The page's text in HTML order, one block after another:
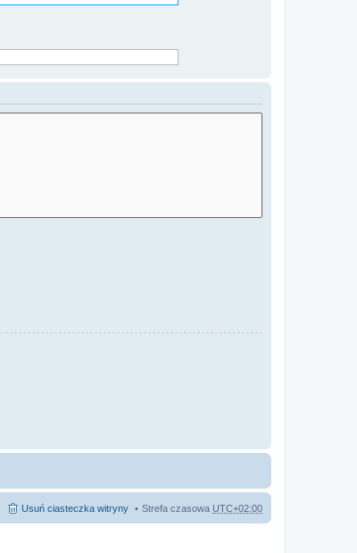
Strefa czasowa UTC+02:00
Usuń ciasteczka witryny